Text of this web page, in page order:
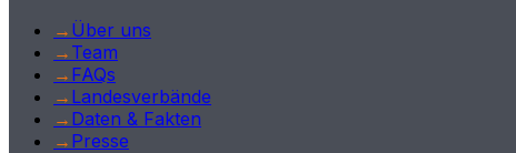
International
→ Über uns
→ Team
→ FAQs
→ Landesverbände
→ Daten & Fakten
→ Presse